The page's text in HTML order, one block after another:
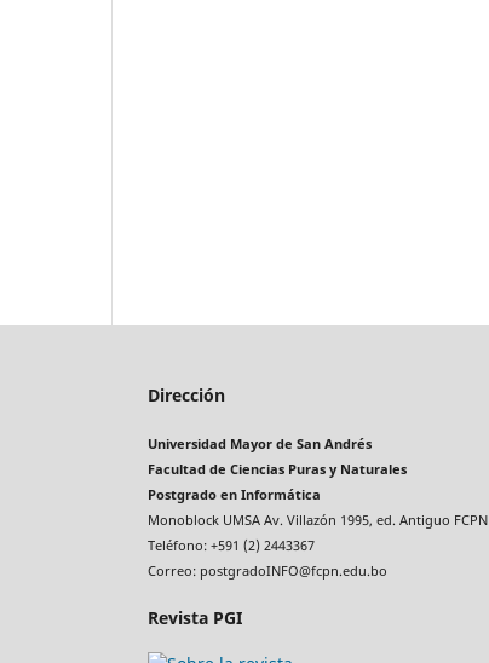
Dirección
Universidad Mayor de San Andrés
Facultad de Ciencias Puras y Naturales
Postgrado en Informática
Monoblock UMSA Av. Villazón 1995, ed. Antiguo FCPN
Teléfono: +591 (2) 2443367
Correo: postgradoINFO@fcpn.edu.bo
Revista PGI